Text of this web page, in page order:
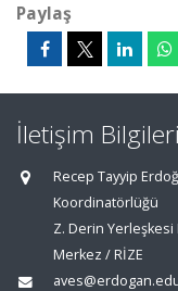
Paylaş
İletişim Bilgileri
Recep Tayyip
Koordinatörlüğü
Z. Derin
Merkez / RİZE